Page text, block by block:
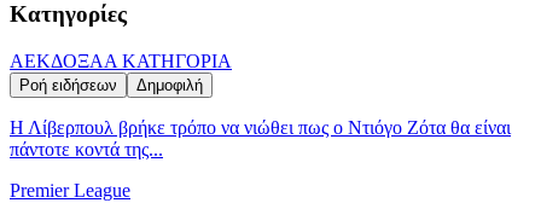
Κατηγορίες
ΑΕΚΔΟΞΑΑ ΚΑΤΗΓΟΡΙΑ
Ροή ειδήσεων Δημοφιλή
Η Λίβερπουλ βρήκε τρόπο να νιώθει πως ο Ντιόγο Ζότα θα είναι
πάντοτε κοντά της...
Premier League